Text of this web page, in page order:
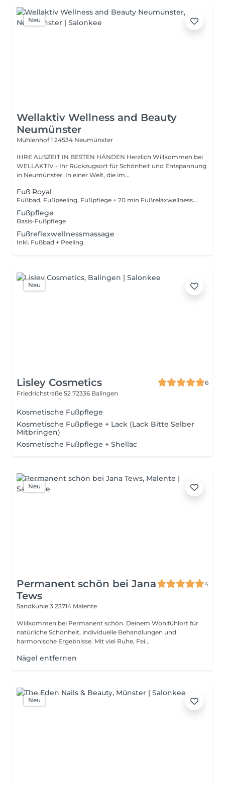
Neu
Wellaktiv Wellness and Beauty
Neumünster
Mühlenhof 1 24534 Neumünster
IHRE AUSZEIT IN BESTEN HÄNDEN Herzlich Willkommen bei
WELLAKTIV - Ihr Rückzugsort für Schönheit und Entspannung
in Neumünster. In einer Welt, die im...
Fuß Royal
Fußbad, Fußpeeling, Fußpflege + 20 min Fußrelaxwellnessmassage
Fußpflege
Basis-Fußpflege
Fußreflexwellnessmassage
Inkl. Fußbad + Peeling
Neu
Lisley Cosmetics
6
Friedrichstraße 52 72336 Balingen
Kosmetische Fußpflege
Kosmetische Fußpflege + Lack (Lack Bitte Selber
Mitbringen)
Kosmetische Fußpflege + Shellac
Neu
Permanent schön bei Jana
Tews
4
Sandkuhle 3 23714 Malente
Willkommen bei Permanent schön. Deinem Wohlfühlort für
natürliche Schönheit, individuelle Behandlungen und
harmonische Ergebnisse. Mit viel Ruhe, Fei...
Nägel entfernen
Neu